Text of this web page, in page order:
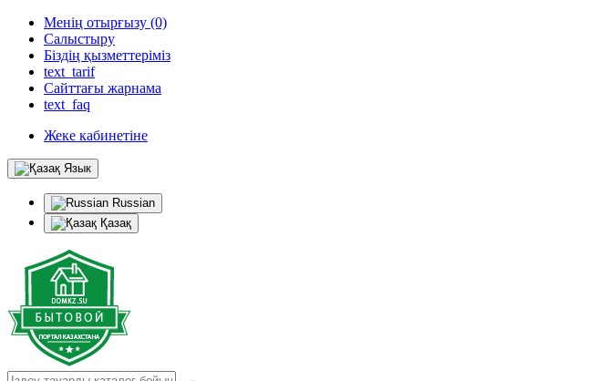
Менің отырғызу (0)
Салыстыру
Біздің қызметтеріміз
text_tarif
Сайттағы жарнама
text_faq
Жеке кабинетіне
Язык
Russian
Қазақ